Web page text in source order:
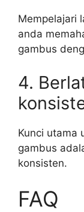
Mempelajari
anda
gambus
4.
Kunci utama
gambus
konsisten.
FAQ